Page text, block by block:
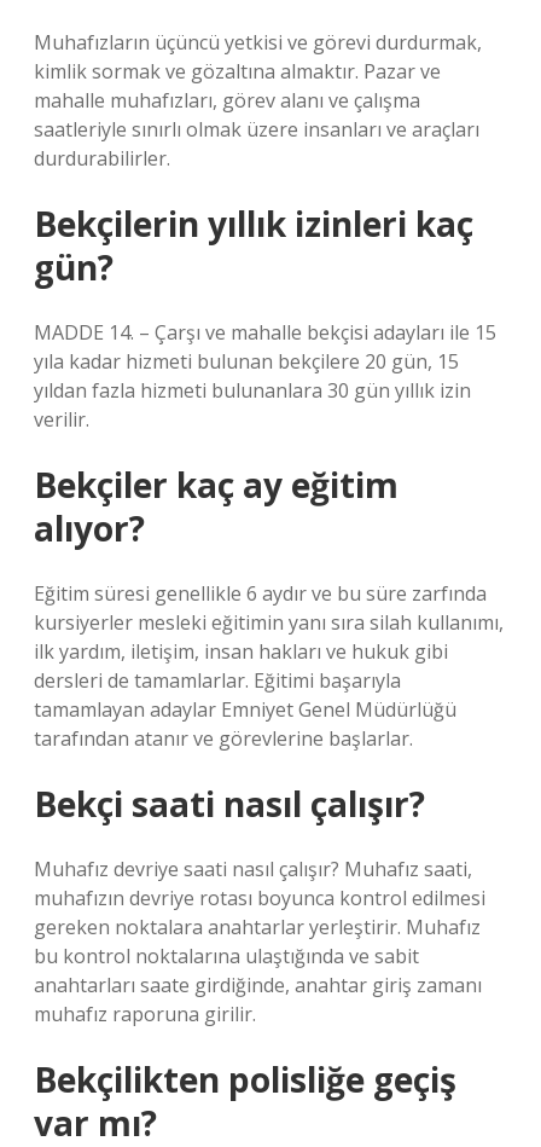
Muhafızların üçüncü yetkisi ve görevi durdurmak,
kimlik sormak ve gözaltına almaktır. Pazar ve
mahalle muhafızları, görev alanı ve çalışma
saatleriyle sınırlı olmak üzere insanları ve araçları
durdurabilirler.
Bekçilerin yıllık izinleri kaç
gün?
MADDE 14. – Çarşı ve mahalle bekçisi adayları ile 15
yıla kadar hizmeti bulunan bekçilere 20 gün, 15
yıldan fazla hizmeti bulunanlara 30 gün yıllık izin
verilir.
Bekçiler kaç ay eğitim
alıyor?
Eğitim süresi genellikle 6 aydır ve bu süre zarfında
kursiyerler mesleki eğitimin yanı sıra silah kullanımı,
ilk yardım, iletişim, insan hakları ve hukuk gibi
dersleri de tamamlarlar. Eğitimi başarıyla
tamamlayan adaylar Emniyet Genel Müdürlüğü
tarafından atanır ve görevlerine başlarlar.
Bekçi saati nasıl çalışır?
Muhafız devriye saati nasıl çalışır? Muhafız saati,
muhafızın devriye rotası boyunca kontrol edilmesi
gereken noktalara anahtarlar yerleştirir. Muhafız
bu kontrol noktalarına ulaştığında ve sabit
anahtarları saate girdiğinde, anahtar giriş zamanı
muhafız raporuna girilir.
Bekçilikten polisliğe geçiş
var mı?